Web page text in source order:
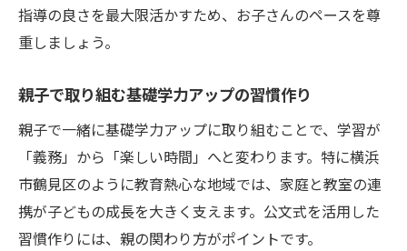
指導の良さを最大限活かすため、お子さんのペースを尊
重しましょう。
親子で取り組む基礎学力アップの習慣作り
親子で一緒に基礎学力アップに取り組むことで、学習が
「義務」から「楽しい時間」へと変わります。特に横浜
市鶴見区のように教育熱心な地域では、家庭と教室の連
携が子どもの成長を大きく支えます。公文式を活用した
習慣作りには、親の関わり方がポイントです。